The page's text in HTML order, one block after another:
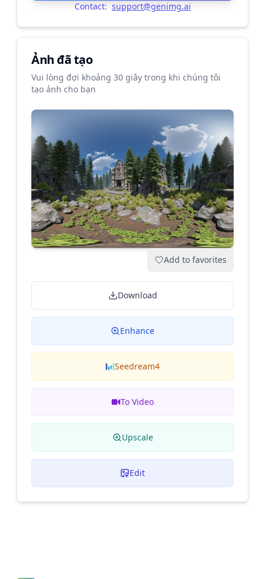
Contact: support@genimg.ai
Ảnh đã tạo
Vui lòng đợi khoảng 30 giây trong khi chúng tôi
tạo ảnh cho bạn
Add to favorites
Download
Enhance
Seedream4
To Video
Upscale
Edit